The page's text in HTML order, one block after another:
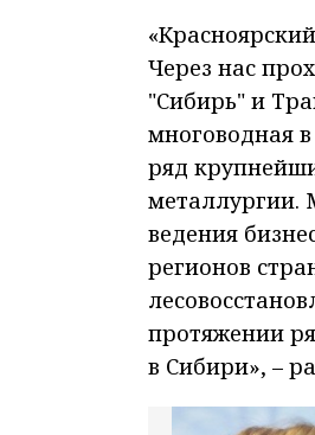
Через нас
"Сибирь" и
многоводная
ряд
металлургии.
ведения
регионов
протяжении
в Сибири», –